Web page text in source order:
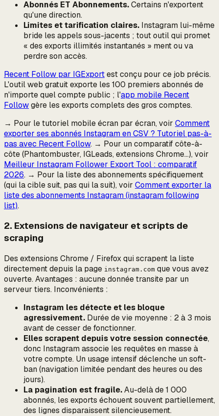
Abonnés ET Abonnements.Certains n'exportent
qu'une direction.
Limites et tarification claires. Instagram lui-même
bride les appels sous-jacents ; tout outil qui promet
« des exports illimités instantanés » ment ou va
perdre son accès.
Recent Follow par IGExportest conçu pour ce job précis.
L'outil web gratuit exporte les 100 premiers abonnés de
n'importe quel compte public ; l'app mobile Recent
Followgère les exports complets des gros comptes.
→ Pour le tutoriel mobile écran par écran, voir Comment
exporter ses abonnés Instagram en CSV ? Tutoriel pas-à-
pas avec Recent Follow. → Pour un comparatif côte-à-
côte (Phantombuster, IGLeads, extensions Chrome…), voir
Meilleur Instagram Follower Export Tool : comparatif
2026. → Pour la liste des abonnements spécifiquement
(qui la cible suit, pas qui la suit), voir Comment exporter la
liste des abonnements Instagram (instagram following
list).
2. Extensions de navigateur et scripts de
scraping
Des extensions Chrome / Firefox qui scrapent la liste
directement depuis la page instagram.com que vous avez
ouverte. Avantages : aucune donnée transite par un
serveur tiers. Inconvénients :
Instagram les détecte et les bloque
agressivement. Durée de vie moyenne : 2 à 3 mois
avant de cesser de fonctionner.
Elles scrapent depuis votre session connectée,
donc Instagram associe les requêtes en masse à
votrecompte. Un usage intensif déclenche un soft-
ban (navigation limitée pendant des heures ou des
jours).
La pagination est fragile.Au-delà de 1 000
abonnés, les exports échouent souvent partiellement,
des lignes disparaissent silencieusement.